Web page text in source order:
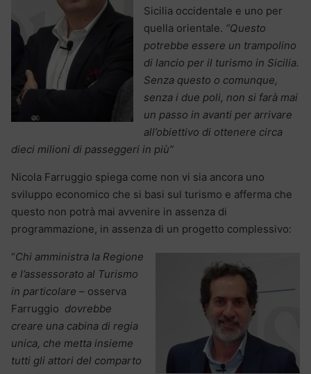
Sicilia occidentale e uno per
quella orientale. “Questo
potrebbe essere un trampolino
di lancio per il turismo in Sicilia.
Senza questo o comunque,
senza i due poli, non si farà mai
un passo in avanti per arrivare
all’obiettivo di ottenere circa
dieci milioni di passeggeri in più”
Nicola Farruggio spiega come non vi sia ancora uno
sviluppo economico che si basi sul turismo e afferma che
questo non potrà mai avvenire in assenza di
programmazione, in assenza di un progetto complessivo:
“Chi amministra la Regione
e l’assessorato al Turismo
in particolare – osserva
Farruggio dovrebbe
creare una cabina di regia
unica, che metta insieme
tutti gli attori del comparto